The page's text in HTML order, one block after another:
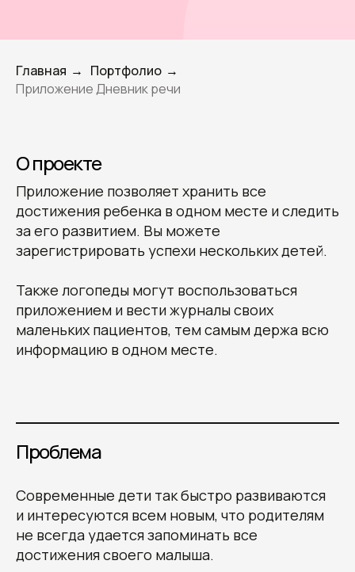
Главная → Портфолио →
Приложение Дневник речи
О проекте
Приложение позволяет хранить все
достижения ребенка в одном месте и следить
за его развитием. Вы можете
зарегистрировать успехи нескольких детей.
Также логопеды могут воспользоваться
приложением и вести журналы своих
маленьких пациентов, тем самым держа всю
информацию в одном месте.
Проблема
Современные дети так быстро развиваются
и интересуются всем новым, что родителям
не всегда удается запоминать все
достижения своего малыша.